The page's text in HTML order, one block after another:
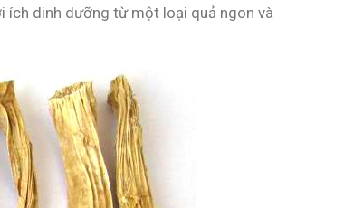
ích dinh dưỡng từ một loại quả ngon và